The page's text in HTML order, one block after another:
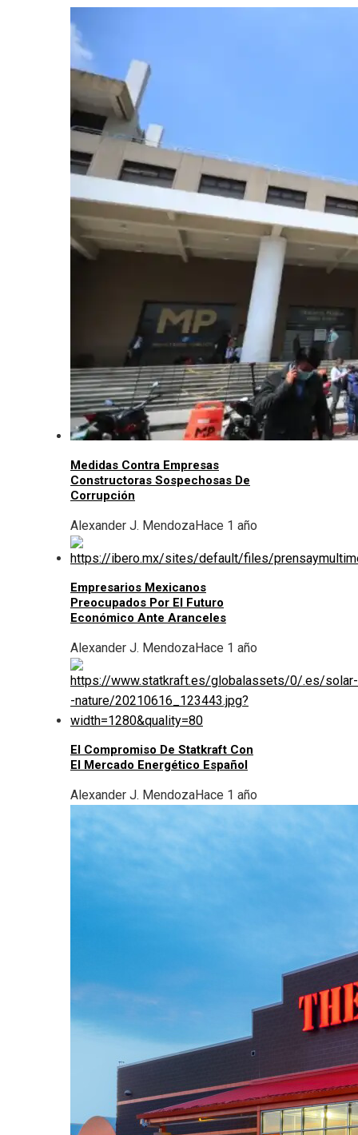
Medidas Contra Empresas
Constructoras Sospechosas De
Corrupción
Alexander J. MendozaHace 1 año
Empresarios Mexicanos
Preocupados Por El Futuro
Económico Ante Aranceles
Alexander J. MendozaHace 1 año
El Compromiso De Statkraft Con
El Mercado Energético Español
Alexander J. MendozaHace 1 año